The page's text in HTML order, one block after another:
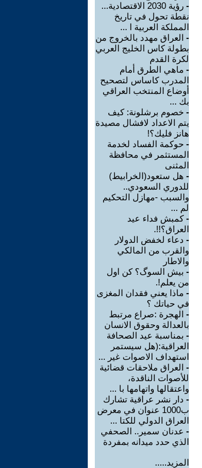
-
رؤية 2030 الاقتصادية...
نقطة تحول في تاريخ
المملكة العربية ا ...
- العراق مهدد بالخروج من
بطولة كاس الخليج العربي
لكرة القدم
- ماهي الطرق أمام
المدرب كاساس لتصحيح
أوضاع المنتخب العراقي
بك ...
- خصوم برشلونة: كيف
يتم الاعداد لافشال مصيدة
هانز فليك؟!
- حوكمة الفساد لخدمة
المستثمر في محافظة
المثنى
- هل ستعود(الخرابيط)
للدوري السعودي..
والسبب -مهازل التحكيم
لم ...
-كمبش فداء عيد
العراق؟!!.
- دعاء لخفض الدولار
والقرب من المالكي
والاطار
- بيش السوگ؟ كن اول
من يعلم!.
- ماذا يعني فقدان المغزى
في حياتك ؟
- الهجرة :صراع مرتبط
بالعدالة وحقوق الانسان
- بمناسبة عيد الصحافة
العراقية:(هل سيستمر
استهداف الاصوات غير ...
- العراق ملاحقات قضائية
للأصوات الناقدة،
واعتقالها واتهامها با ...
- دار نشر عراقية تشارك
ب1000 عنوان في معرض
العراق الدولي للكتا ...
- عدنان سمير.. الصحفي
الذي حدد ميدانه بمفردة
المزيد.....